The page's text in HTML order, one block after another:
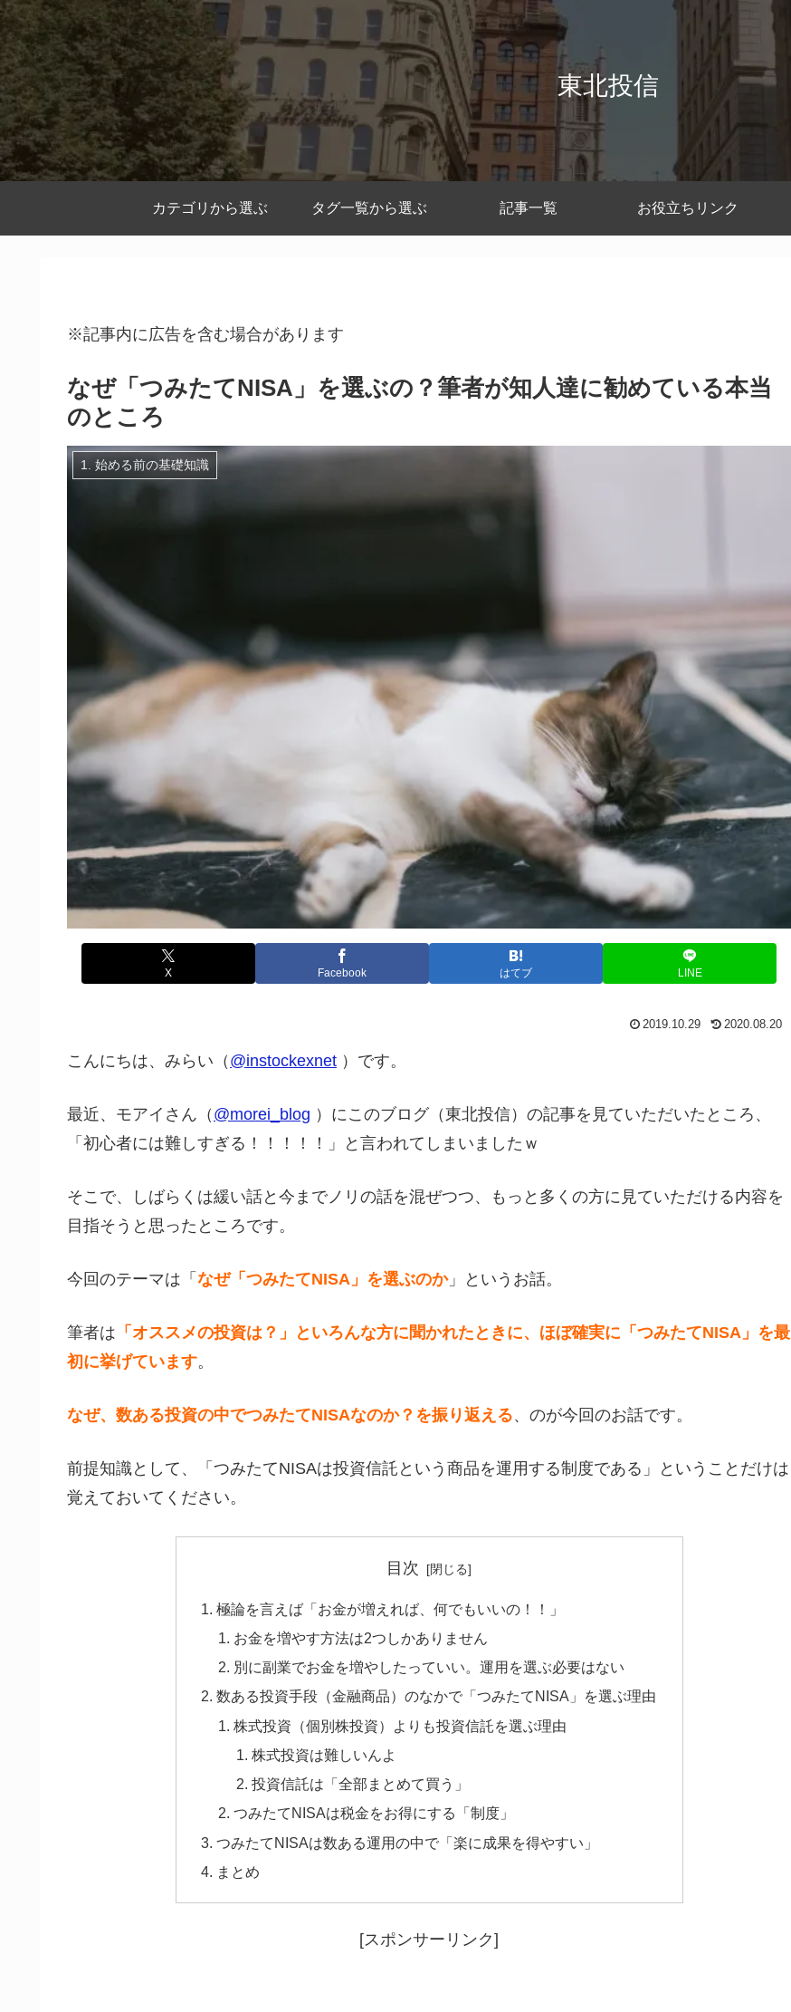
東北投信
カテゴリから選ぶ タグ一覧から選ぶ 記事一覧 お役立ちリンク
※記事内に広告を含む場合があります
なぜ「つみたてNISA」を選ぶの？筆者が知人達に勧めている本当
のところ
1. 始める前の基礎知識
X Facebook はてブ LINE
2019.10.29 2020.08.20
こんにちは、みらい（ @instockexnet ）です。
最近、モアイさん（ @morei_blog ）にこのブログ（東北投信）の記事を見ていただいたところ、
「初心者には難しすぎる！！！！！」と言われてしまいましたｗ
そこで、しばらくは緩い話と今までノリの話を混ぜつつ、もっと多くの方に見ていただける内容を
目指そうと思ったところです。
今回のテーマは「 なぜ「つみたてNISA」を選ぶのか」というお話。
筆者は 「オススメの投資は？」といろんな方に聞かれたときに、ほぼ確実に「つみたてNISA」を最
初に挙げています。
なぜ、数ある投資の中でつみたてNISAなのか？を振り返える、のが今回のお話です。
前提知識として、「つみたてNISAは投資信託という商品を運用する制度である」ということだけは
覚えておいてください。
目次
極論を言えば「お金が増えれば、何でもいいの！！」
お金を増やす方法は2つしかありません
別に副業でお金を増やしたっていい。運用を選ぶ必要はない
数ある投資手段（金融商品）のなかで「つみたてNISA」を選ぶ理由
株式投資（個別株投資）よりも投資信託を選ぶ理由
株式投資は難しいんよ
投資信託は「全部まとめて買う」
つみたてNISAは税金をお得にする「制度」
つみたてNISAは数ある運用の中で「楽に成果を得やすい」
まとめ
[スポンサーリンク]